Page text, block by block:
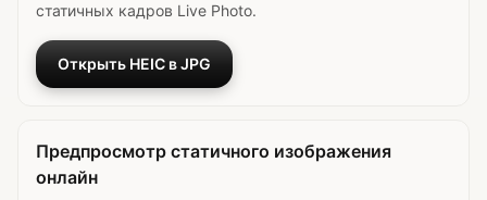
статичных кадров Live Photo.
Открыть HEIC в JPG
Предпросмотр статичного изображения
онлайн